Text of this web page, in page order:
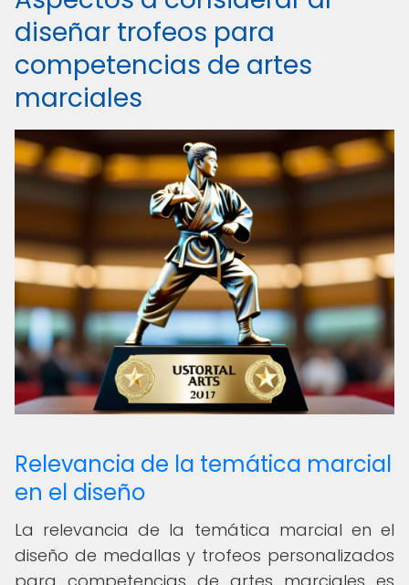
diseñar trofeos para
competencias de artes
marciales
Relevancia de la temática marcial
en el diseño
La relevancia de la temática marcial en el
diseño de medallas y trofeos personalizados